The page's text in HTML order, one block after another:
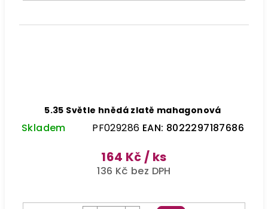
5.35 Světle hnědá zlatě mahagonová
Skladem PF029286 EAN: 8022297187686
164 Kč / ks
136 Kč bez DPH